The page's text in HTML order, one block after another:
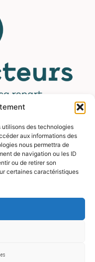
utilisons des technologies
aux informations des
nous permettra de
de navigation ou les ID
ou de retirer son
certaines caractéristiques